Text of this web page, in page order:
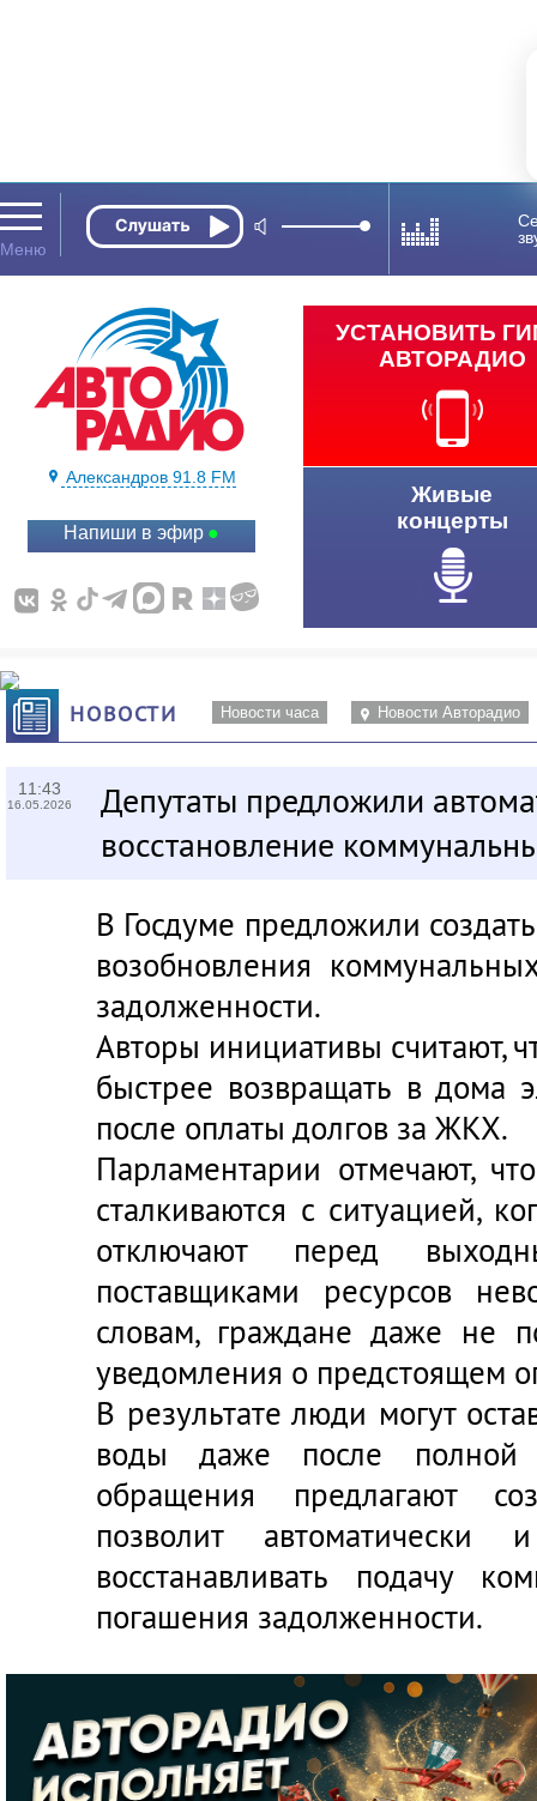
Александров 91.8 FM
Напиши в эфир
УСТАНОВИТЬ
АВТОРАДИО
Живые
концерты
НОВОСТИ Новости часа Новости Авторадио
11:43
16.05.2026
Депутаты предложили
восстановление
В Госдуме предложили
возобновления
задолженности.
Авторы инициативы считают,
быстрее возвращать в дома
после оплаты долгов за ЖКХ.
Парламентарии отмечают,
сталкиваются с ситуацией,
отключают перед
поставщиками ресурсов
словам, граждане даже не
уведомления о предстоящем
В результате люди могут
воды даже после полной
обращения предлагают
позволит автоматически
восстанавливать подачу
погашения задолженности.